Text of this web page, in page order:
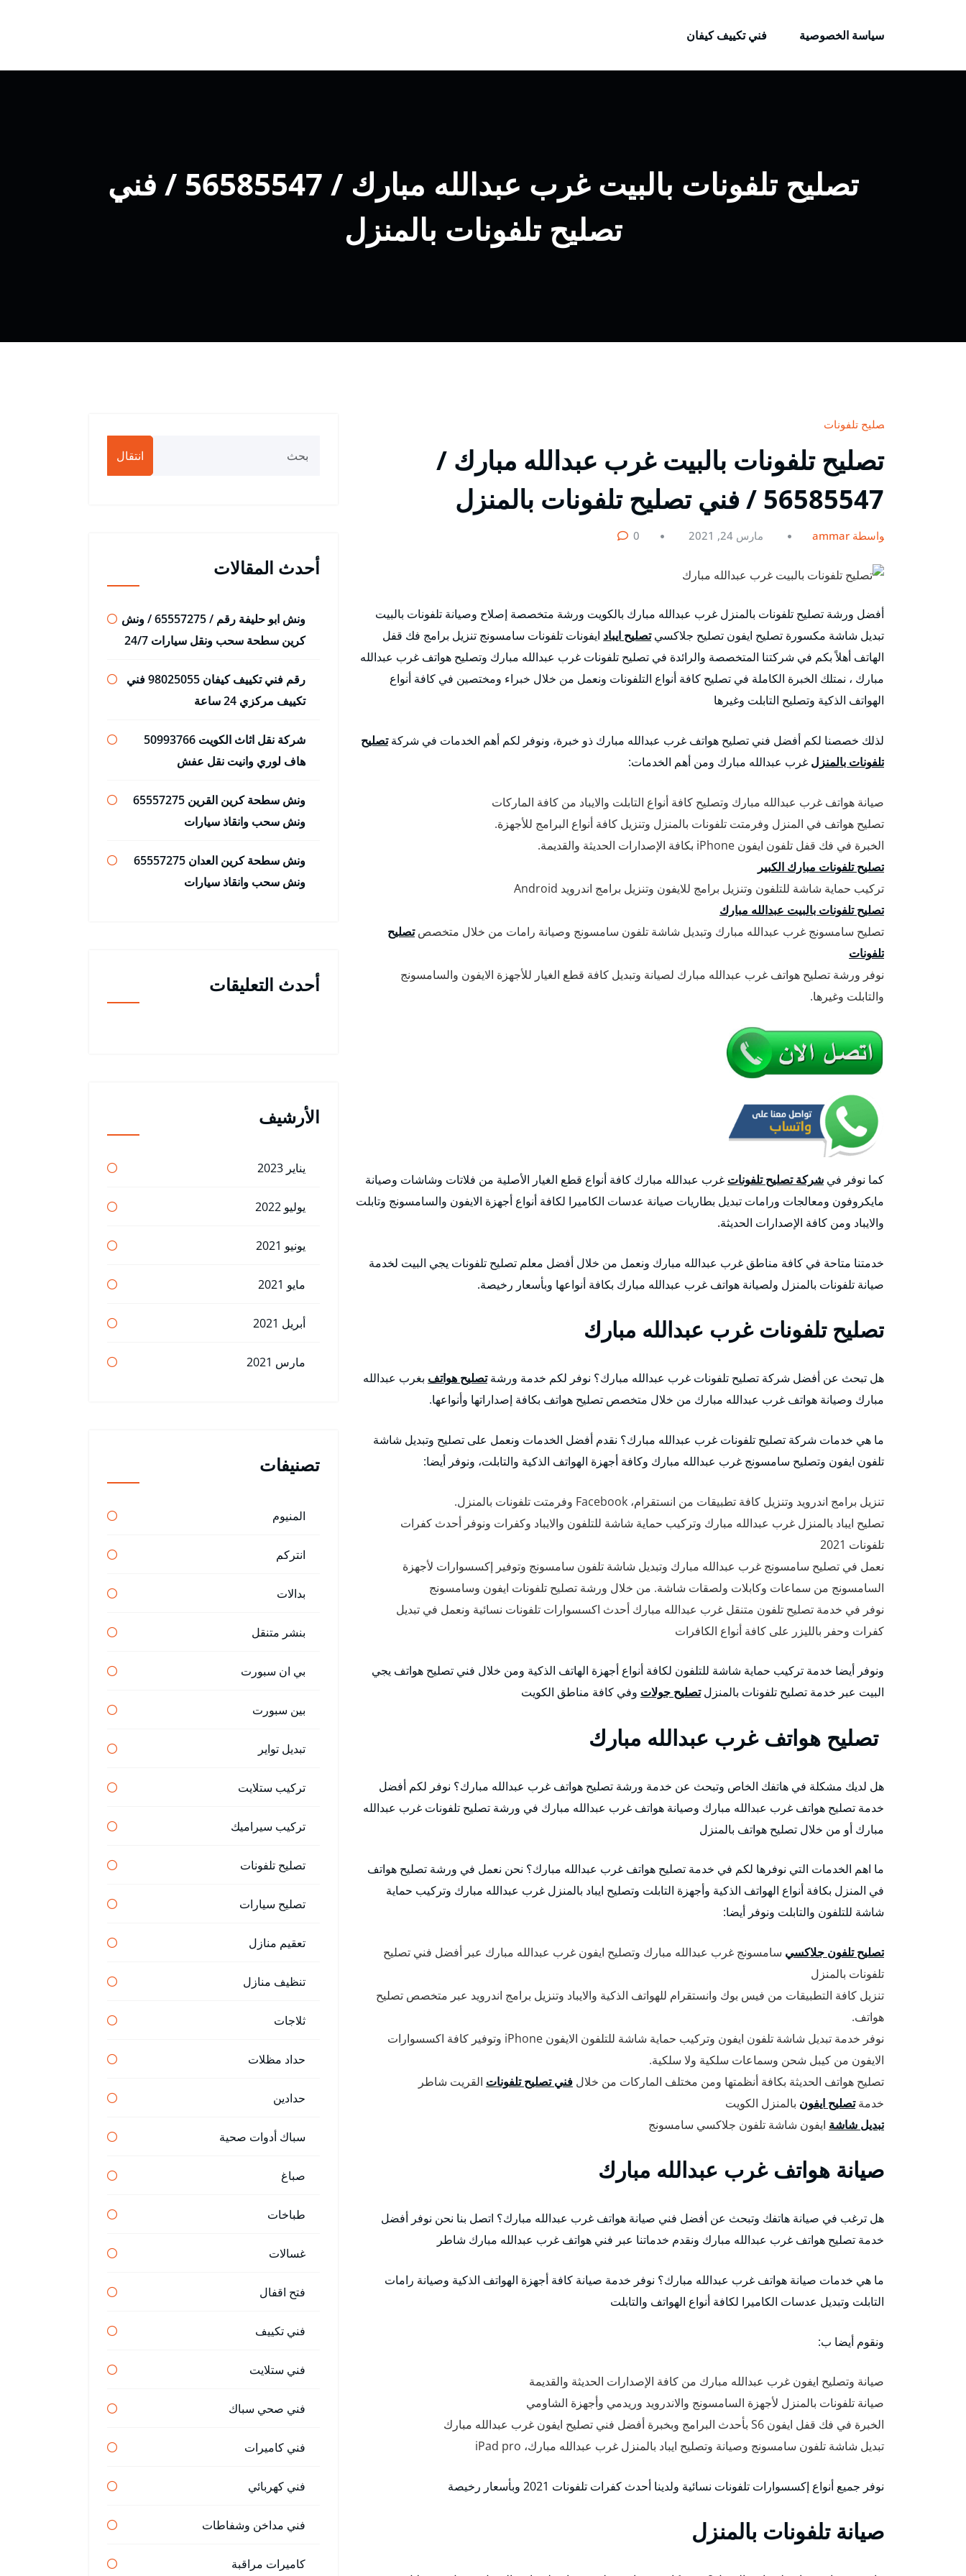
سياسة الخصوصية
فني تكييف كيفان
تصليح تلفونات بالبيت غرب عبدالله مبارك / 56585547 / فني
تصليح تلفونات بالمنزل
تصليح تلفونات
تصليح تلفونات بالبيت غرب عبدالله مبارك /
56585547 / فني تصليح تلفونات بالمنزل
بواسطة ammar مارس 24, 2021 0
أفضل ورشة تصليح تلفونات بالمنزل غرب عبدالله مبارك بالكويت ورشة متخصصة إصلاح وصيانة تلفونات بالبيت
تبديل شاشة مكسورة تصليح ايفون تصليح جلاكسيتصليح ايباد ايفونات تلفونات سامسونج تنزيل برامج فك قفل
الهاتف أهلاً بكم في شركتنا المتخصصة والرائدة في تصليح تلفونات غرب عبدالله مبارك وتصليح هواتف غرب عبدالله
مبارك ، نمتلك الخبرة الكاملة في تصليح كافة أنواع التلفونات ونعمل من خلال خبراء ومختصين في كافة أنواع
الهواتف الذكية وتصليح التابلت وغيرها
لذلك خصصنا لكم أفضل فني تصليح هواتف غرب عبدالله مبارك ذو خبرة، ونوفر لكم أهم الخدمات في شركةتصليح
تلفونات بالمنزل غرب عبدالله مبارك ومن أهم الخدمات:
صيانة هواتف غرب عبدالله مبارك وتصليح كافة أنواع التابلت والايباد من كافة الماركات
تصليح هواتف في المنزل وفرمتت تلفونات بالمنزل وتنزيل كافة أنواع البرامج للأجهزة.
الخبرة في فك قفل تلفون ايفون iPhone بكافة الإصدارات الحديثة والقديمة.
تصليح تلفونات مبارك الكبير
تركيب حماية شاشة للتلفون وتنزيل برامج للايفون وتنزيل برامج اندرويد Android
تصليح تلفونات بالبيت عبدالله مبارك
تصليح سامسونج غرب عبدالله مبارك وتبديل شاشة تلفون سامسونج وصيانة رامات من خلال متخصصتصليح
تلفونات
نوفر ورشة تصليح هواتف غرب عبدالله مبارك لصيانة وتبديل كافة قطع الغيار للأجهزة الايفون والسامسونج
والتابلت وغيرها.
كما نوفر في شركة تصليح تلفونات غرب عبدالله مبارك كافة أنواع قطع الغيار الأصلية من فلاتات وشاشات وصيانة
مايكروفون ومعالجات ورامات تبديل بطاريات صيانة عدسات الكاميرا لكافة أنواع أجهزة الايفون والسامسونج وتابلت
والايباد ومن كافة الإصدارات الحديثة.
خدمتنا متاحة في كافة مناطق غرب عبدالله مبارك ونعمل من خلال أفضل معلم تصليح تلفونات يجي البيت لخدمة
صيانة تلفونات بالمنزل ولصيانة هواتف غرب عبدالله مبارك بكافة أنواعها وبأسعار رخيصة.
تصليح تلفونات غرب عبدالله مبارك
هل تبحث عن أفضل شركة تصليح تلفونات غرب عبدالله مبارك؟ نوفر لكم خدمة ورشةتصليح هواتف بغرب عبدالله
مبارك وصيانة هواتف غرب عبدالله مبارك من خلال متخصص تصليح هواتف بكافة إصداراتها وأنواعها.
ما هي خدمات شركة تصليح تلفونات غرب عبدالله مبارك؟ نقدم أفضل الخدمات ونعمل على تصليح وتبديل شاشة
تلفون ايفون وتصليح سامسونج غرب عبدالله مبارك وكافة أجهزة الهواتف الذكية والتابلت، ونوفر أيضا:
تنزيل برامج اندرويد وتنزيل كافة تطبيقات من انستقرام، Facebook وفرمتت تلفونات بالمنزل.
تصليح ايباد بالمنزل غرب عبدالله مبارك وتركيب حماية شاشة للتلفون والايباد وكفرات ونوفر أحدث كفرات
تلفونات 2021
نعمل في تصليح سامسونج غرب عبدالله مبارك وتبديل شاشة تلفون سامسونج وتوفير إكسسوارات لأجهزة
السامسونج من سماعات وكابلات ولصقات شاشة. من خلال ورشة تصليح تلفونات ايفون وسامسونج
نوفر في خدمة تصليح تلفون متنقل غرب عبدالله مبارك أحدث اكسسوارات تلفونات نسائية ونعمل في تبديل
كفرات وحفر بالليزر على كافة أنواع الكافرات
ونوفر أيضا خدمة تركيب حماية شاشة للتلفون لكافة أنواع أجهزة الهاتف الذكية ومن خلال فني تصليح هواتف يجي
البيت عبر خدمة تصليح تلفونات بالمنزلتصليح جولات وفي كافة مناطق الكويت
تصليح هواتف غرب عبدالله مبارك
هل لديك مشكلة في هاتفك الخاص وتبحث عن خدمة ورشة تصليح هواتف غرب عبدالله مبارك؟ نوفر لكم أفضل
خدمة تصليح هواتف غرب عبدالله مبارك وصيانة هواتف غرب عبدالله مبارك في ورشة تصليح تلفونات غرب عبدالله
مبارك أو من خلال تصليح هواتف بالمنزل
ما اهم الخدمات التي نوفرها لكم في خدمة تصليح هواتف غرب عبدالله مبارك؟ نحن نعمل في ورشة تصليح هواتف
في المنزل بكافة أنواع الهواتف الذكية وأجهزة التابلت وتصليح ايباد بالمنزل غرب عبدالله مبارك وتركيب حماية
شاشة للتلفون والتابلت ونوفر أيضا:
تصليح تلفون جلاكسي سامسونج غرب عبدالله مبارك وتصليح ايفون غرب عبدالله مبارك عبر أفضل فني تصليح
تلفونات بالمنزل
تنزيل كافة التطبيقات من فيس بوك وانستقرام للهواتف الذكية والايباد وتنزيل برامج اندرويد عبر متخصص تصليح
هواتف.
نوفر خدمة تبديل شاشة تلفون ايفون وتركيب حماية شاشة للتلفون الايفون iPhone وتوفير كافة اكسسوارات
الايفون من كيبل شحن وسماعات سلكية ولا سلكية.
تصليح هواتف الحديثة بكافة أنظمتها ومن مختلف الماركات من خلال فني تصليح تلفونات القريت شاطر
خدمةتصليح ايفون بالمنزل الكويت
تبديل شاشة ايفون شاشة تلفون جلاكسي سامسونج
صيانة هواتف غرب عبدالله مبارك
هل ترغب في صيانة هاتفك وتبحث عن أفضل فني صيانة هواتف غرب عبدالله مبارك؟ اتصل بنا نحن نوفر أفضل
خدمة تصليح هواتف غرب عبدالله مبارك ونقدم خدماتنا عبر فني هواتف غرب عبدالله مبارك شاطر
ما هي خدمات صيانة هواتف غرب عبدالله مبارك؟ نوفر خدمة صيانة كافة أجهزة الهواتف الذكية وصيانة رامات
التابلت وتبديل عدسات الكاميرا لكافة أنواع الهواتف والتابلت
ونقوم أيضا ب:
صيانة وتصليح ايفون غرب عبدالله مبارك من كافة الإصدارات الحديثة والقديمة
صيانة تلفونات بالمنزل لأجهزة السامسونج والاندرويد وريدمي وأجهزة الشاومي
الخبرة في فك قفل ايفون S6 بأحدث البرامج وبخبرة أفضل فني تصليح ايفون غرب عبدالله مبارك
تبديل شاشة تلفون سامسونج وصيانة وتصليح ايباد بالمنزل غرب عبدالله مبارك، iPad pro
نوفر جميع أنواع إكسسوارات تلفونات نسائية ولدينا أحدث كفرات تلفونات 2021 وبأسعار رخيصة
صيانة تلفونات بالمنزل
انتقال
أحدث المقالات
ونش ابو حليفة رقم / 65557275 / ونش
كرين سطحة سحب ونقل سيارات 24/7
رقم فني تكييف كيفان 98025055 فني
تكييف مركزي 24 ساعة
شركة نقل اثاث الكويت 50993766
هاف لوري وانيت نقل عفش
ونش سطحة كرين القرين 65557275
ونش سحب وانقاذ سيارات
ونش سطحة كرين العدان 65557275
ونش سحب وانقاذ سيارات
أحدث التعليقات
الأرشيف
يناير 2023
يوليو 2022
يونيو 2021
مايو 2021
أبريل 2021
مارس 2021
تصنيفات
المنيوم
انتركم
بدالات
بنشر متنقل
بي ان سبورت
بين سبورت
تبديل تواير
تركيب ستلايت
تركيب سيراميك
تصليح تلفونات
تصليح سيارات
تعقيم منازل
تنظيف منازل
ثلاجات
حداد مظلات
حدادين
سباك أدوات صحية
صباغ
طباخات
غسالات
فتح اقفال
فني تكييف
فني ستلايت
فني صحي سباك
فني كاميرات
فني كهربائي
فني مداخن وشفاطات
كاميرات مراقبة